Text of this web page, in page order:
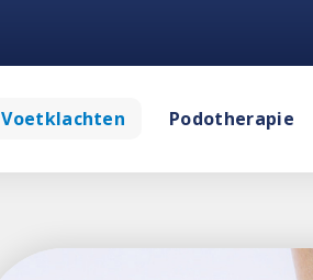
Voetklachten Podotherapie